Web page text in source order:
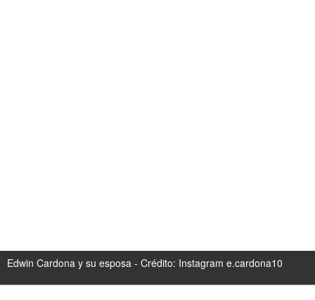
Edwin Cardona y su esposa - Crédito: Instagram e.cardona10